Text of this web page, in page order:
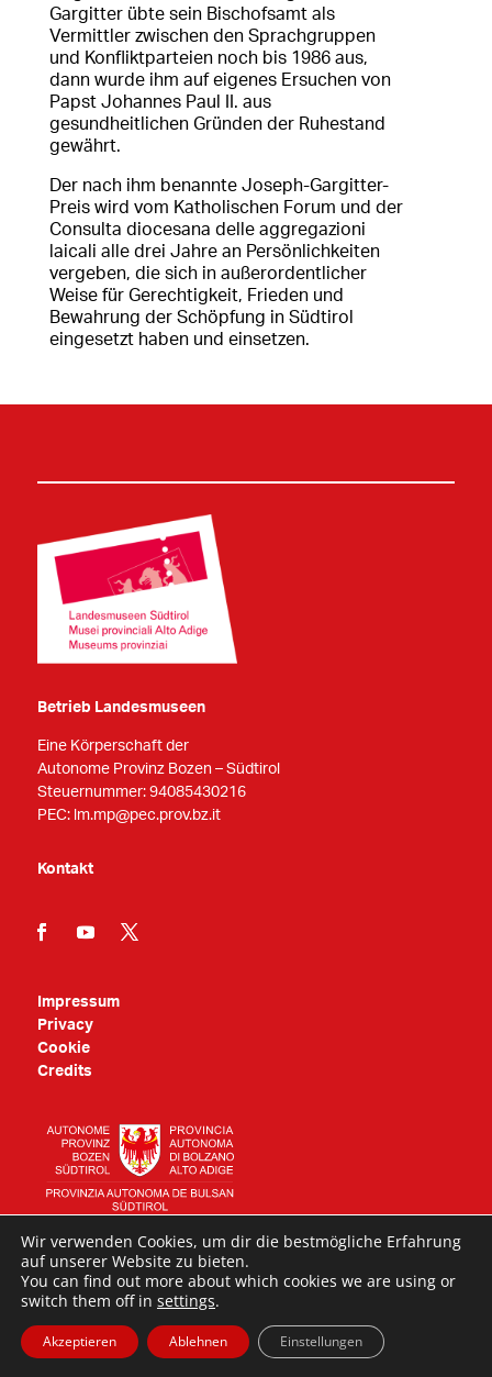
Gargitter übte sein Bischofsamt als
Vermittler zwischen den Sprachgruppen
und Konfliktparteien noch bis 1986 aus,
dann wurde ihm auf eigenes Ersuchen von
Papst Johannes Paul II. aus
gesundheitlichen Gründen der Ruhestand
gewährt.
Der nach ihm benannte Joseph-Gargitter-
Preis wird vom Katholischen Forum und der
Consulta diocesana delle aggregazioni
laicali alle drei Jahre an Persönlichkeiten
vergeben, die sich in außerordentlicher
Weise für Gerechtigkeit, Frieden und
Bewahrung der Schöpfung in Südtirol
eingesetzt haben und einsetzen.
Betrieb Landesmuseen
Eine Körperschaft der
Autonome Provinz Bozen – Südtirol
Steuernummer: 94085430216
PEC: lm.mp@pec.prov.bz.it
Kontakt
Impressum
Privacy
Cookie
Credits
© 2022 Betrieb Landesmuseen | Designed by doc.bz
Wir verwenden Cookies, um dir die bestmögliche Erfahrung
auf unserer Website zu bieten.
You can find out more about which cookies we are using or
switch them off in settings.
Akzeptieren Ablehnen Einstellungen
ITA DEU LAD ENG